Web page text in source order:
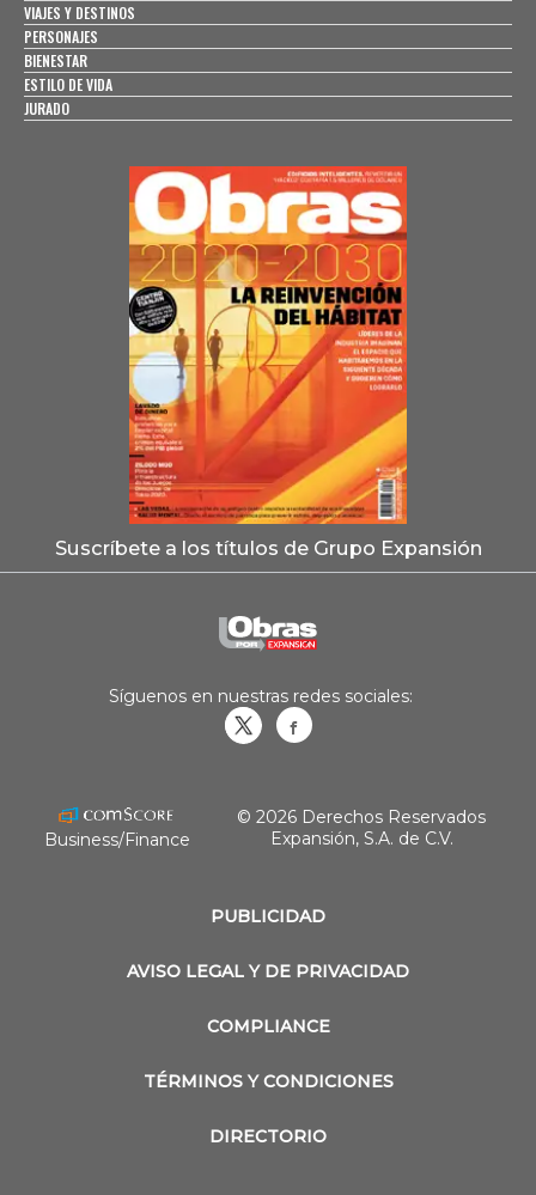
VIAJES Y DESTINOS
PERSONAJES
BIENESTAR
ESTILO DE VIDA
JURADO
Suscríbete a los títulos de Grupo Expansión
PUBLICIDAD
AVISO LEGAL Y DE PRIVACIDAD
COMPLIANCE
TÉRMINOS Y CONDICIONES
DIRECTORIO
Síguenos en nuestras redes sociales:
Business/Finance
© 2026 Derechos Reservados
Expansión, S.A. de C.V.